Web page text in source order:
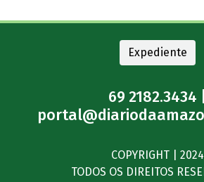
Expediente
69 2182.3434 |
COPYRIGHT | 2024
TODOS OS DIREITOS